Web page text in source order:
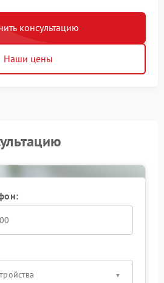
консультацию
Наши цены